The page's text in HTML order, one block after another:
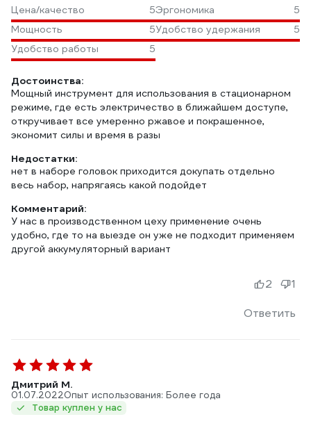
Цена/качество 5Эргономика
5
Мощность
5Удобство удержания
5
Удобство работы
5
Достоинства:
Мощный инструмент для использования в стационарном
режиме, где есть электричество в ближайшем доступе,
откручивает все умеренно ржавое и покрашенное,
экономит силы и время в разы
Недостатки:
нет в наборе головок приходится докупать отдельно
весь набор, напрягаясь какой подойдет
Комментарий:
У нас в производственном цеху применение очень
удобно, где то на выезде он уже не подходит применяем
другой аккумуляторный вариант
Ответить
2 1
Дмитрий М.
01.07.2022Опыт использования: Более года
Товар куплен у нас